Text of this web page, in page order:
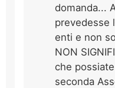
domanda...
prevedesse
enti e non
NON
che
seconda